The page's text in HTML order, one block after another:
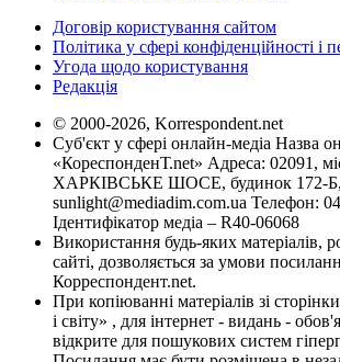
Договір користування сайтом
Політика у сфері конфіденційності і
Угода щодо користування
Редакція
© 2000-2026, Korrespondent.net
Суб'єкт у сфері онлайн-медіа Назва
«КореспонденТ.net» Адреса: 02091,
ХАРКІВСЬКЕ ШОСЕ, будинок 172-Б,
sunlight@mediadim.com.ua Телефон:
Ідентифікатор медіа – R40-06068
Використання будь-яких матеріалів,
сайті, дозволяється за умови
Корреспондент.net.
При копіюванні матеріалів зі
і світу» , для інтернет - видань -
відкрите для пошукових систем